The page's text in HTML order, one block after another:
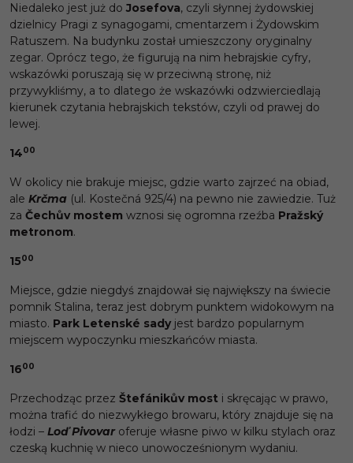
Niedaleko jest już doJosefova, czyli słynnej żydowskiej
dzielnicy Pragi z synagogami, cmentarzem i Żydowskim
Ratuszem. Na budynku został umieszczony oryginalny
zegar. Oprócz tego, że figurują na nim hebrajskie cyfry,
wskazówki poruszają się w przeciwną stronę, niż
przywykliśmy, a to dlatego że wskazówki odzwierciedlają
kierunek czytania hebrajskich tekstów, czyli od prawej do
lewej.
1400
W okolicy nie brakuje miejsc, gdzie warto zajrzeć na obiad,
ale Krčma (ul. Kostečná 925/4) na pewno nie zawiedzie. Tuż
za Čechův mostem wznosi się ogromna rzeźba Pražský
metronom.
1500
Miejsce, gdzie niegdyś znajdował się największy na świecie
pomnik Stalina, teraz jest dobrym punktem widokowym na
miasto. Park Letenské sadyjest bardzo popularnym
miejscem wypoczynku mieszkańców miasta.
1600
Przechodząc przez Štefánikův most i skręcając w prawo,
można trafić do niezwykłego browaru, który znajduje się na
łodzi – Loď Pivovaroferuje własne piwo w kilku stylach oraz
czeską kuchnię w nieco unowocześnionym wydaniu.